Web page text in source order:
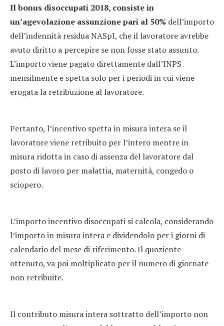
Il bonus disoccupati 2018, consiste in
un’agevolazione assunzione pari al 50% dell’importo
dell’indennità residua NASpI, che il lavoratore avrebbe
avuto diritto a percepire se non fosse stato assunto.
L’importo viene pagato direttamente dall’INPS
mensilmente e spetta solo per i periodi in cui viene
erogata la retribuzione al lavoratore.
Pertanto, l’incentivo spetta in misura intera se il
lavoratore viene retribuito per l’intero mentre in
misura ridotta in caso di assenza del lavoratore dal
posto di lavoro per malattia, maternità, congedo o
sciopero.
L’importo incentivo disoccupati si calcola, considerando
l’importo in misura intera e dividendolo per i giorni di
calendario del mese di riferimento. Il quoziente
ottenuto, va poi moltiplicato per il numero di giornate
non retribuite.
Il contributo misura intera sottratto dell’importo non